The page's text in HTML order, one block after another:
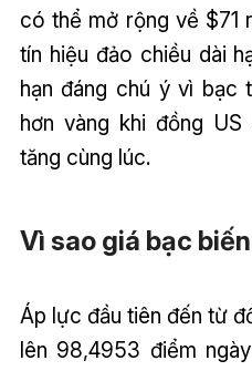
có thể mở rộng về $71
tín hiệu đảo chiều dài
hạn đáng chú ý vì bạc
hơn vàng khi đồng
tăng cùng lúc.
Vì sao giá bạc
Áp lực đầu tiên đến từ
lên 98,4953 điểm